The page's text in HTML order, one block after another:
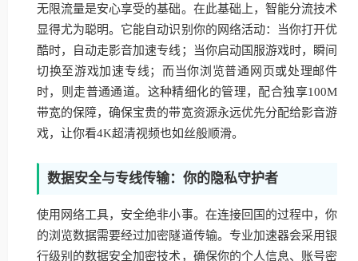
无限流量是安心享受的基础。在此基础上，智能分流技术
显得尤为聪明。它能自动识别你的网络活动：当你打开优
酷时，自动走影音加速专线；当你启动国服游戏时，瞬间
切换至游戏加速专线；而当你浏览普通网页或处理邮件
时，则走普通通道。这种精细化的管理，配合独享100M
带宽的保障，确保宝贵的带宽资源永远优先分配给影音游
戏，让你看4K超清视频也如丝般顺滑。
数据安全与专线传输：你的隐私守护者
使用网络工具，安全绝非小事。在连接回国的过程中，你
的浏览数据需要经过加密隧道传输。专业加速器会采用银
行级别的数据安全加密技术，确保你的个人信息、账号密